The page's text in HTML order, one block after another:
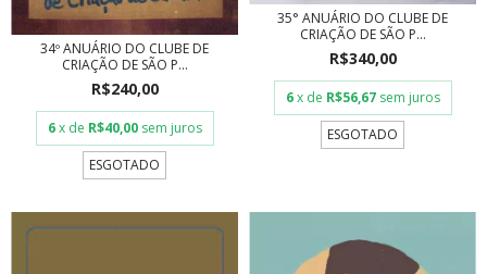
34º ANUÁRIO DO CLUBE DE
CRIAÇÃO DE SÃO P...
R$240,00
6 x de R$40,00 sem juros
ESGOTADO
35° ANUÁRIO DO CLUBE DE
CRIAÇÃO DE SÃO P...
R$340,00
6 x de R$56,67 sem juros
ESGOTADO